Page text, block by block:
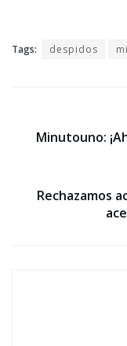
Tags: despidos
Minutouno:
Rechazamos